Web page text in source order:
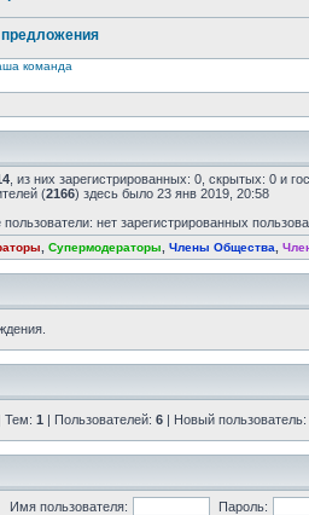
команда
, из них зарегистрированных: 0, скрытых: 0 и
(2166) здесь было 23 янв 2019, 20:58
нет зарегистрированных
Супермодераторы Члены Общества
| Тем: 1 | Пользователей: 6 | Новый пользователь:
Имя пользователя: Пароль: